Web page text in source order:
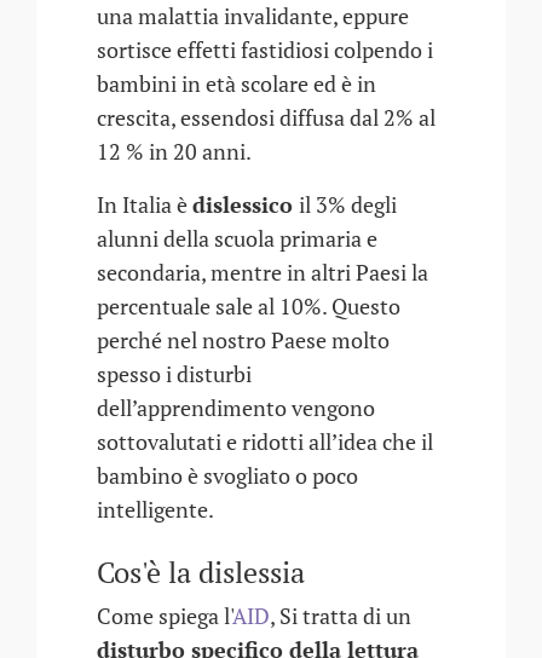
una malattia invalidante, eppure
sortisce effetti fastidiosi colpendo i
bambini in età scolare ed è in
crescita, essendosi diffusa dal 2% al
12 % in 20 anni.
In Italia èdislessico il 3% degli
alunni della scuola primaria e
secondaria, mentre in altri Paesi la
percentuale sale al 10%. Questo
perché nel nostro Paese molto
spesso i disturbi
dell’apprendimento vengono
sottovalutati e ridotti all’idea che il
bambino è svogliato o poco
intelligente.
Cos'è la dislessia
Come spiega l'AID, Si tratta di un
disturbo specifico della lettura